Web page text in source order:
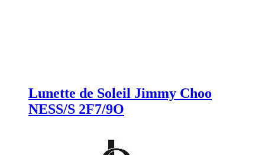
Lunette de Soleil Jimmy Choo
NESS/S 2F7/9O